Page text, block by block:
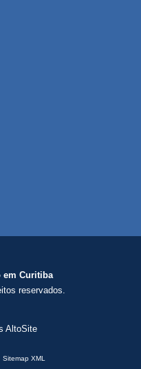
em Curitiba
reservados.
AltoSite
Sitemap XML